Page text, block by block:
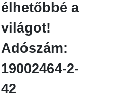
élhetőbbé a
világot!
Adószám:
19002464-2-
42